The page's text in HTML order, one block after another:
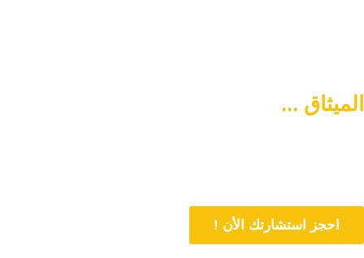
الميثاق ...
احجز استشارتك الأن !